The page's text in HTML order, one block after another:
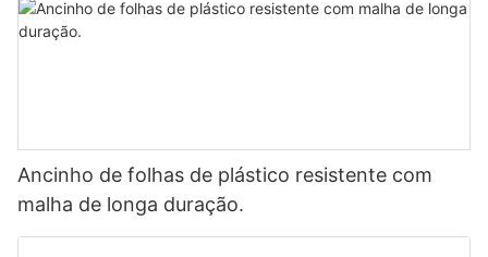
Ancinho de folhas de plástico resistente com
malha de longa duração.